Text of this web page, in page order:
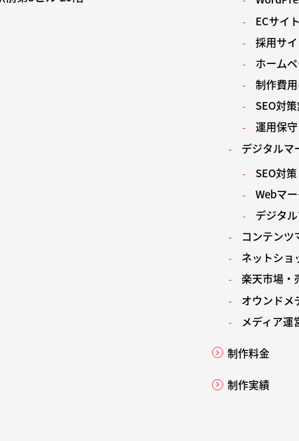
ECサイ
採用サ
ホーム
制作費
SEO対
運用保守
デジタルマ
SEO対策
Webマ
デジタ
コンテンツ
ネットショ
楽天市場・
オウンドメ
メディア運
制作料金
制作実績